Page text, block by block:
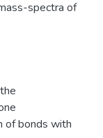
spectra of
of bonds with